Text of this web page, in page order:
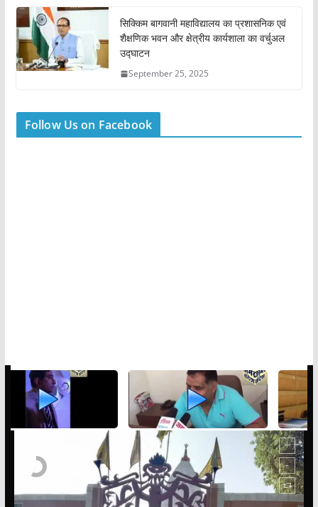
सिक्किम बागवानी महाविद्यालय का प्रशासनिक एवं
शैक्षणिक भवन और क्षेत्रीय कार्यशाला का वर्चुअल
उद्घाटन
September 25, 2025
Follow Us on Facebook